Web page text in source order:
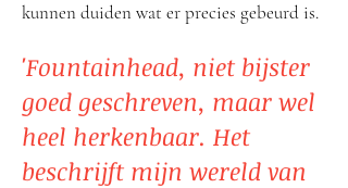
kunnen duiden wat er precies gebeurd is.
'Fountainhead, niet bijster
goed geschreven, maar wel
heel herkenbaar. Het
beschrijft mijn wereld van